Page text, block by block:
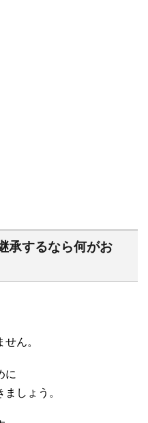
承するなら何がお
ん。
に
しょう。